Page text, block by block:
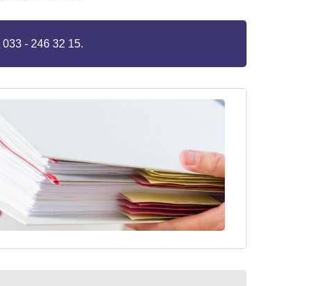
033 - 246 32 15.